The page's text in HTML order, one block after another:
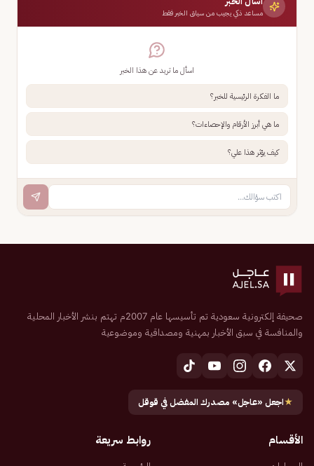
مساعد ذكي يجيب من سياق الخبر فقط
اسأل ما تريد عن هذا الخبر
ما الفكرة الرئيسية للخبر؟
ما هي أبرز الأرقام والإحصاءات؟
كيف يؤثر هذا علي؟
صحيفة إلكترونية سعودية تم تأسيسها عام 2007م تهتم بنشر الأخبار المحلية
والمنافسة في سبق الأخبار بمهنية ومصداقية وموضوعية
★اجعل «عاجل» مصدرك المفضل في قوقل
الأقسام روابط سريعة